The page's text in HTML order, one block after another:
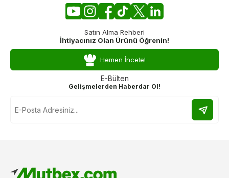
Satın Alma Rehberi
İhtiyacınız Olan Ürünü Öğrenin!
Hemen İncele!
E-Bülten
Gelişmelerden Haberdar Ol!